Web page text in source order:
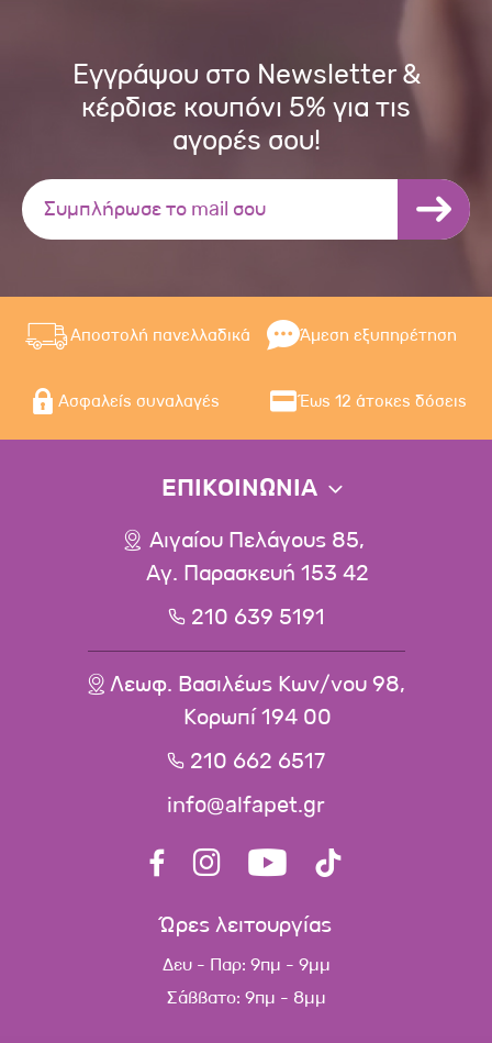
Εγγράψου στο Newsletter &
κέρδισε κουπόνι 5% για τις
αγορές σου!
Αποστολή πανελλαδικά Άμεση εξυπηρέτηση
Ασφαλείς συναλαγές Έως 12 άτοκες δόσεις
ΕΠΙΚΟΙΝΩΝΙΑ
Αιγαίου Πελάγους 85,
Αγ. Παρασκευή 153 42
210 639 5191
Λεωφ. Βασιλέως Κων/νου 98,
Κορωπί 194 00
210 662 6517
info@alfapet.gr
Ώρες λειτουργίας
Δευ - Παρ: 9πμ - 9μμ
Σάββατο: 9πμ - 8μμ